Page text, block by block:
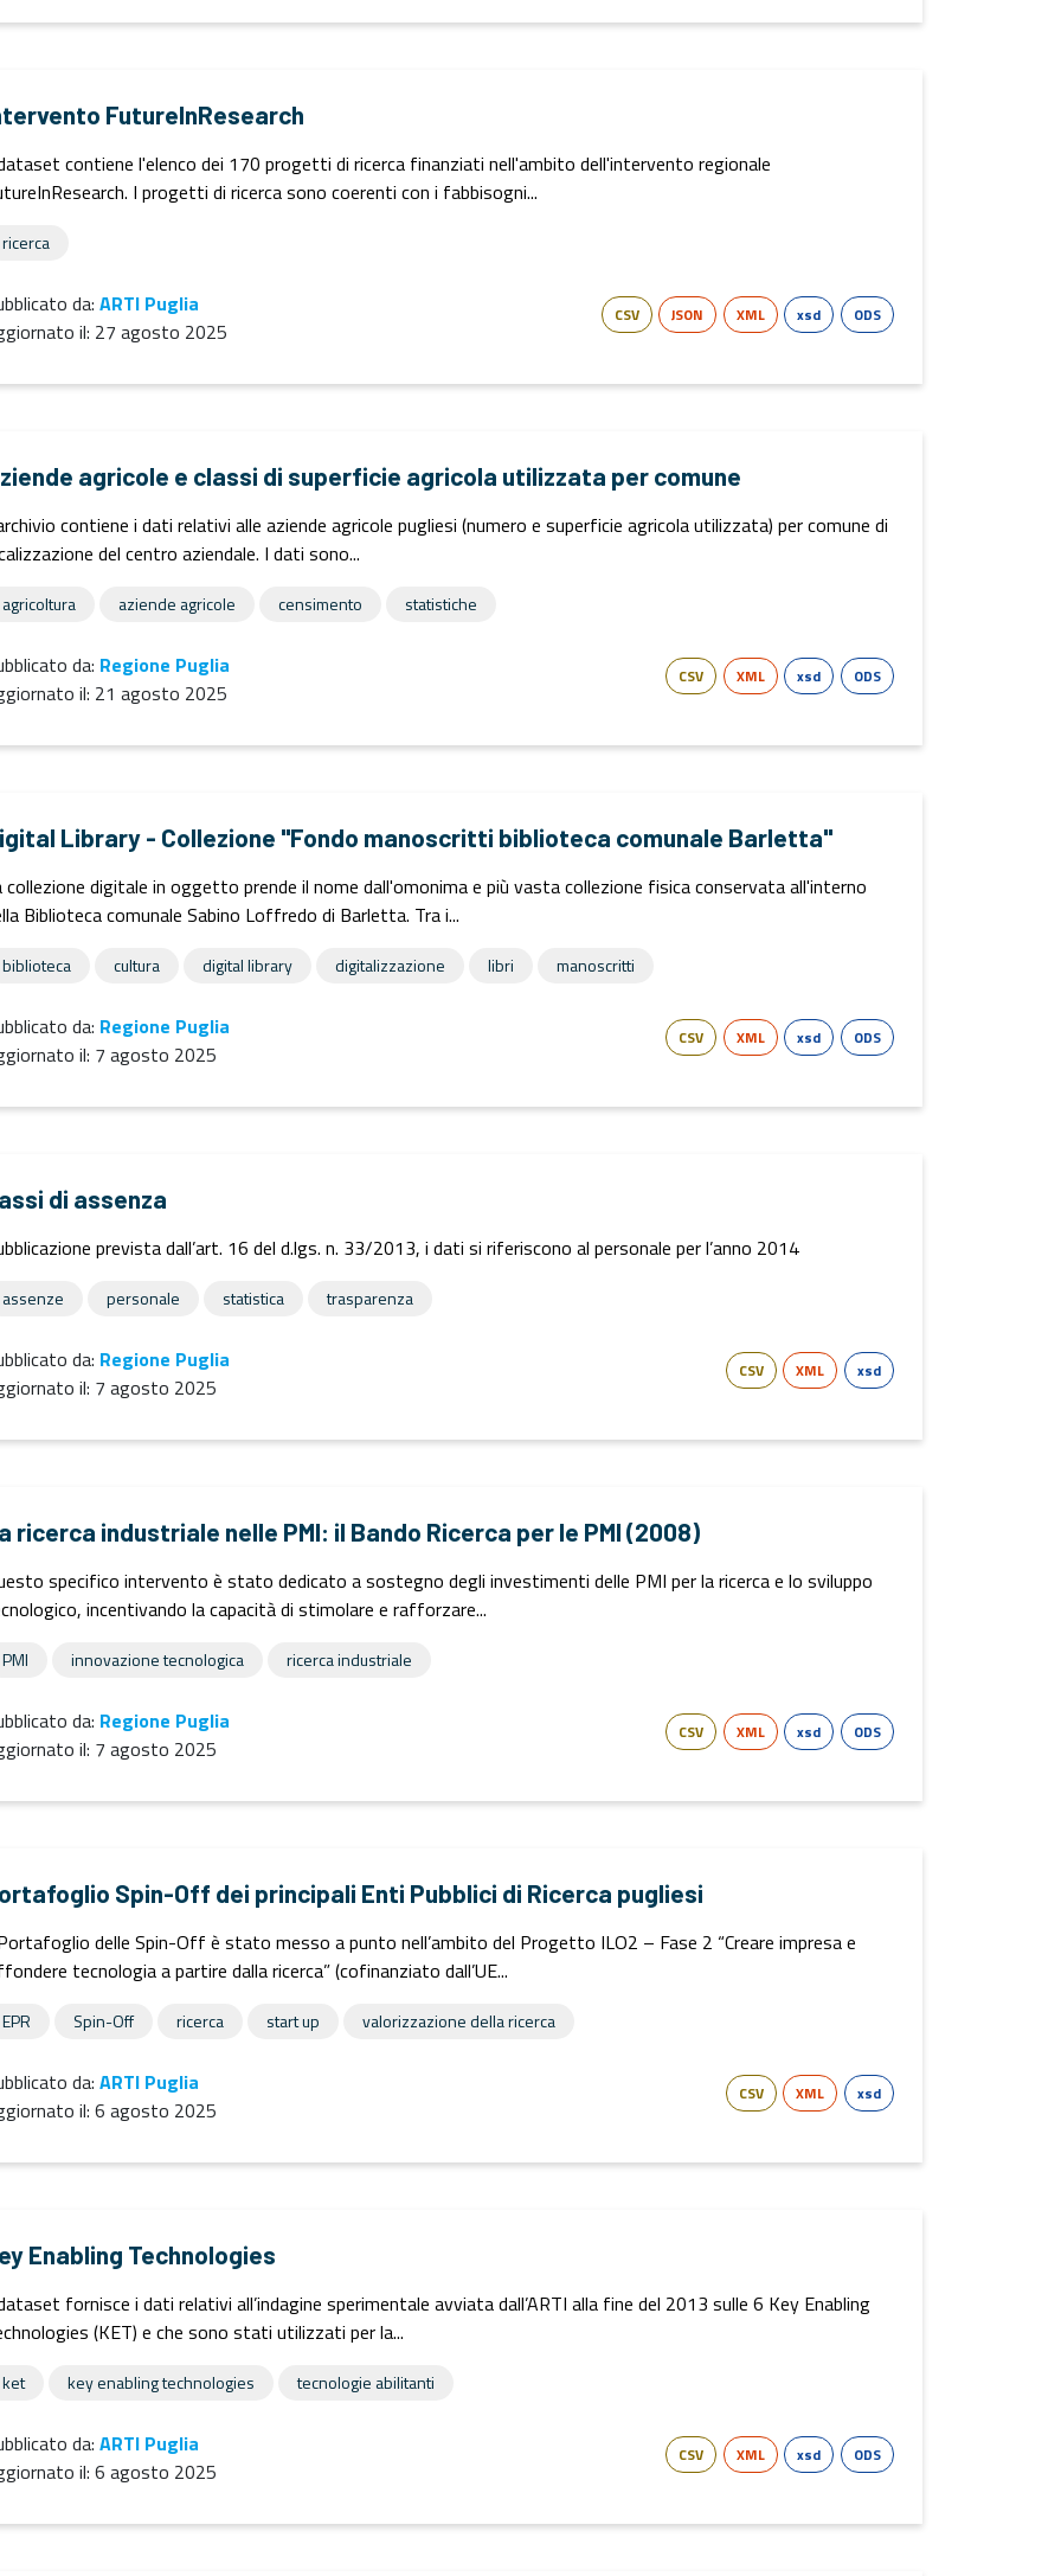
FutureInResearch
contiene l'elenco dei 170 progetti di ricerca finanziati nell'ambito dell'intervento regionale
I progetti di ricerca sono coerenti con i fabbisogni...
ricerca
da: ARTI Puglia
il: 27 agosto 2025
CSV JSON XML xsd ODS
agricole e classi di superficie agricola utilizzata per comune
contiene i dati relativi alle aziende agricole pugliesi (numero e superficie agricola utilizzata) per comune di
del centro aziendale. I dati sono...
agricoltura aziende agricole censimento statistiche
da: Regione Puglia
il: 21 agosto 2025
CSV XML xsd ODS
Library - Collezione "Fondo manoscritti biblioteca comunale Barletta"
collezione digitale in oggetto prende il nome dall'omonima e più vasta collezione fisica conservata all'interno
Biblioteca comunale Sabino Loffredo di Barletta. Tra i...
biblioteca cultura digital library digitalizzazione libri manoscritti
da: Regione Puglia
il: 7 agosto 2025
CSV XML xsd ODS
di assenza
prevista dall’art. 16 del d.lgs. n. 33/2013, i dati si riferiscono al personale per l’anno 2014
assenze personale statistica trasparenza
da: Regione Puglia
il: 7 agosto 2025
CSV XML xsd
ricerca industriale nelle PMI: il Bando Ricerca per le PMI (2008)
specifico intervento è stato dedicato a sostegno degli investimenti delle PMI per la ricerca e lo sviluppo
incentivando la capacità di stimolare e rafforzare...
PMI innovazione tecnologica ricerca industriale
da: Regione Puglia
il: 7 agosto 2025
CSV XML xsd ODS
Spin-Off dei principali Enti Pubblici di Ricerca pugliesi
delle Spin-Off è stato messo a punto nell’ambito del Progetto ILO2 – Fase 2 “Creare impresa e
tecnologia a partire dalla ricerca” (cofinanziato dall’UE...
EPR Spin-Off ricerca start up valorizzazione della ricerca
da: ARTI Puglia
il: 6 agosto 2025
CSV XML xsd
Enabling Technologies
fornisce i dati relativi all’indagine sperimentale avviata dall’ARTI alla fine del 2013 sulle 6 Key Enabling
(KET) e che sono stati utilizzati per la...
ket key enabling technologies tecnologie abilitanti
da: ARTI Puglia
il: 6 agosto 2025
CSV XML xsd ODS